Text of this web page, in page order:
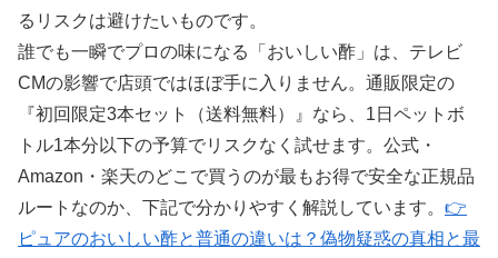
るリスクは避けたいものです。
誰でも一瞬でプロの味になる「おいしい酢」は、テレビ
CMの影響で店頭ではほぼ手に入りません。通販限定の
『初回限定3本セット（送料無料）』なら、1日ペットボ
トル1本分以下の予算でリスクなく試せます。公式・
Amazon・楽天のどこで買うのが最もお得で安全な正規品
ルートなのか、下記で分かりやすく解説しています。 👉
ピュアのおいしい酢と普通の違いは？偽物疑惑の真相と最